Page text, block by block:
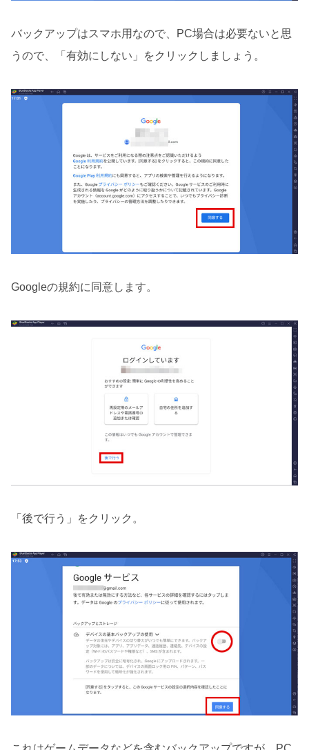
バックアップはスマホ用なので、PC場合は必要ないと思
うので、「有効にしない」をクリックしましょう。
Googleの規約に同意します。
「後で行う」をクリック。